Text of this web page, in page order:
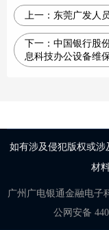
上一： 东莞广发人
下一： 中国银行股
息科技办公设备维
如有涉及侵犯版权或
材
广州广电银通金融电子
公网安备